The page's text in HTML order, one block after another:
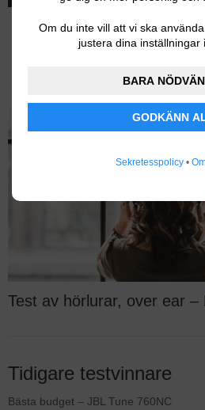
Om du inte vill att vi ska
justera dina inställningar
BARA
GODKÄNN
Sekretesspolicy •
Sony
Sony WF-1000XM6
Test av hörlurar, over ear –
Tidigare testvinnare
Bästa budget – JBL Tune 760NC